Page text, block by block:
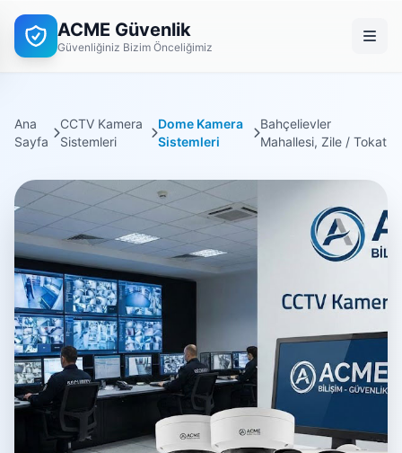
ACME Güvenlik
Güvenliğiniz Bizim Önceliğimiz
Ana
Sayfa
CCTV Kamera
Sistemleri
Dome Kamera
Sistemleri
Bahçelievler
Mahallesi, Zile / Tokat